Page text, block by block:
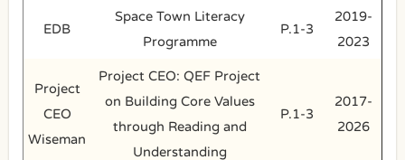
EDB
Space Town Literacy
Programme
P.1-3
2019-
2023
Project
CEO
Wiseman
Project CEO: QEF Project
on Building Core Values
through Reading and
Understanding
P.1-3
2017-
2026